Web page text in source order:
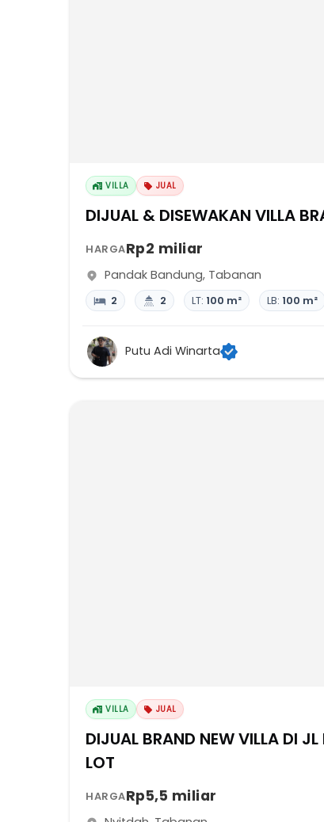
VILLA JUAL
DIJUAL & DISEWAKAN VILLA
HARGARp2 miliar
Pandak Bandung, Tabanan
2 2 LT: 100 m² LB: 100 m²
Putu Adi Winarta
VILLA JUAL
DIJUAL BRAND NEW VILLA DI
LOT
HARGARp5,5 miliar